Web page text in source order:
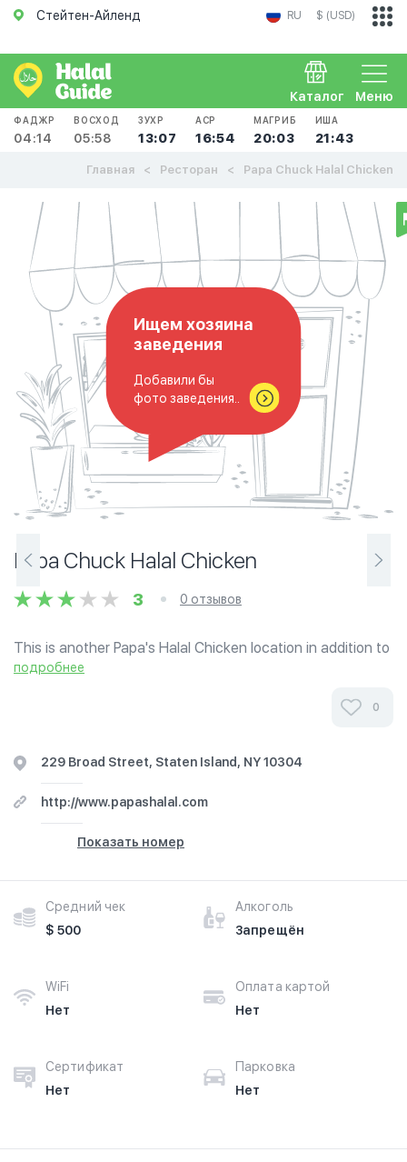
Стейтен-Айленд RU $ (USD)
Меню
Каталог
ФАДЖР
04:14
ВОСХОД
05:58
ЗУХР
13:07
АСР
16:54
МАГРИБ
20:03
ИША
21:43
Главная Ресторан Papa Chuck Halal Chicken
Ищем хозяина
заведения
Добавили бы
фото заведения..
Papa Chuck Halal Chicken
3 0 отзывов
This is another Papa's Halal Chicken location in addition to
the other ones across the New York area.
подробнее
0
229 Broad Street, Staten Island, NY 10304
http://www.papashalal.com
Показать номер
Средний чек
$ 500
Алкоголь
Запрещён
WiFi
Нет
Оплата картой
Нет
Сертификат
Нет
Парковка
Нет